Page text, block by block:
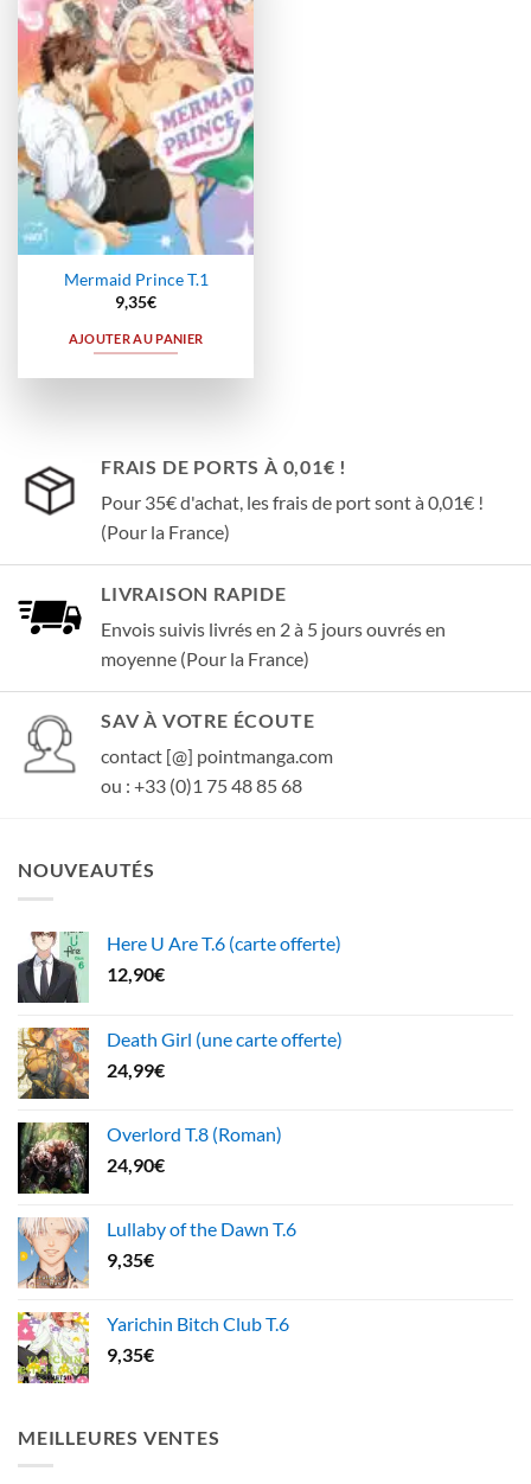
wishlist
Mermaid Prince T.1
9,35€
AJOUTER AU PANIER
FRAIS DE PORTS À 0,01€ !
Pour 35€ d'achat, les frais de port sont à 0,01€ !
(Pour la France)
LIVRAISON RAPIDE
Envois suivis livrés en 2 à 5 jours ouvrés en
moyenne (Pour la France)
SAV À VOTRE ÉCOUTE
contact [@] pointmanga.com
ou : +33 (0)1 75 48 85 68
NOUVEAUTÉS
Here U Are T.6 (carte offerte)
12,90€
Death Girl (une carte offerte)
24,99€
Overlord T.8 (Roman)
24,90€
Lullaby of the Dawn T.6
9,35€
Yarichin Bitch Club T.6
9,35€
MEILLEURES VENTES